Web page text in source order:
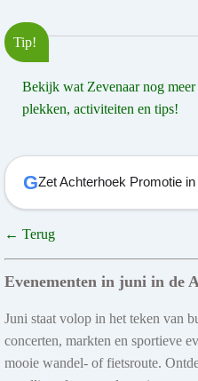
Tip!
Bekijk wat Zevenaar nog
plekken, activiteiten en tips!
GZet Achterhoek Promotie
← Terug
Evenementen in juni in de
Juni staat volop in het teken van
concerten, markten en sportieve
mooie wandel- of fietsroute.